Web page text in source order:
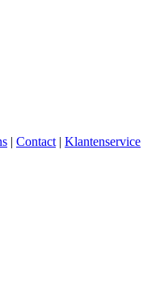
| Contact | Klantenservice